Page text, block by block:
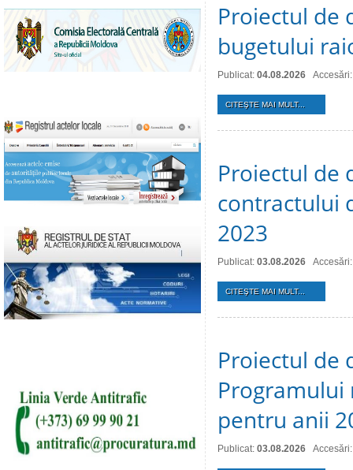
Proiectul de
bugetului
Publicat: 04.08.2026
CITEŞTE MAI MULT...
Proiectul de
contractului
2023
Publicat: 03.08.2026
CITEŞTE MAI MULT...
Proiectul de
Programului
pentru anii
Publicat: 03.08.2026